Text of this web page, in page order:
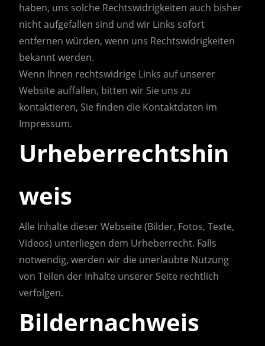
haben, uns solche Rechtswidrigkeiten auch bisher
nicht aufgefallen sind und wir Links sofort
entfernen würden, wenn uns Rechtswidrigkeiten
bekannt werden.
Wenn Ihnen rechtswidrige Links auf unserer
Website auffallen, bitten wir Sie uns zu
kontaktieren, Sie finden die Kontaktdaten im
Impressum.
Urheberrechtshin
weis
Alle Inhalte dieser Webseite (Bilder, Fotos, Texte,
Videos) unterliegen dem Urheberrecht. Falls
notwendig, werden wir die unerlaubte Nutzung
von Teilen der Inhalte unserer Seite rechtlich
verfolgen.
Bildernachweis